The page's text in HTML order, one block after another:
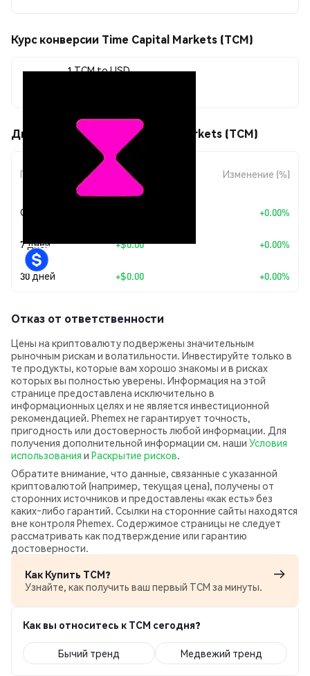
Курс конверсии Time Capital Markets (TCM)
1 TCM to USD
Движения цены Time Capital Markets (TCM)
Период
Изменение
суммы
Изменение (%)
Сегодня +0.00%
7 дней +$0.00 +0.00%
30 дней +$0.00 +0.00%
Отказ от ответственности
Цены на криптовалюту подвержены значительным
рыночным рискам и волатильности. Инвестируйте только в
те продукты, которые вам хорошо знакомы и в рисках
которых вы полностью уверены. Информация на этой
странице предоставлена исключительно в
информационных целях и не является инвестиционной
рекомендацией. Phemex не гарантирует точность,
пригодность или достоверность любой информации. Для
получения дополнительной информации см. наши Условия
использования и Раскрытие рисков.
Обратите внимание, что данные, связанные с указанной
криптовалютой (например, текущая цена), получены от
сторонних источников и предоставлены «как есть» без
каких‑либо гарантий. Ссылки на сторонние сайты находятся
вне контроля Phemex. Содержимое страницы не следует
рассматривать как подтверждение или гарантию
достоверности.
Как Купить TCM?
Узнайте, как получить ваш первый TCM за минуты.
Как вы относитесь к TCM сегодня?
Бычий тренд Медвежий тренд